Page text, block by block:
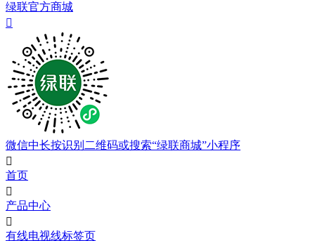
绿联官方商城

微信中长按识别二维码或搜索“绿联商城”小程序

首页

产品中心

有线电视线标签页